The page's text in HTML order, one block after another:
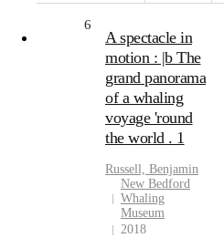
6
A spectacle in
motion : |b The
grand panorama
of a whaling
voyage 'round
the world . 1
Russell, Benjamin
New Bedford
Whaling
Museum
2018